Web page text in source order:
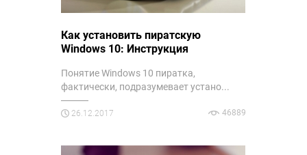
Как установить пиратскую
Windows 10: Инструкция
Понятие Windows 10 пиратка,
фактически, подразумевает устано...
26.12.2017 46889